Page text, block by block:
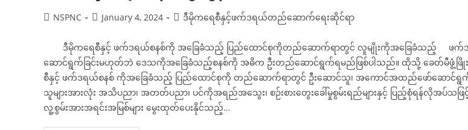
PostNSPNC
PostJanuary 4, 2024
Postဒီမိုကရေစီနှင့်ဖက်ဒရယ်တည်ဆောက်ရေးဆိုင်ရာ
ဒီမိုကရေစီနှင့် ဖက်ဒရယ်စနစ်ကို အခြေခံသည့် ပြည်ထောင်စုကိုတည်ဆောက်ရာတွင် လူမျိုးကိုအခြေခံသည့် ဖက်
ဆောင်ရွက်ခြင်းမဟုတ်ဘဲ ဒေသကိုအခြေခံသည့်စနစ်ကို အဓိက ဦးတည်ဆောင်ရွက်ရမည်ဖြစ်ပါသည်။ ထိုသို့ ခေတ်မီဖွံ့ဖြို
စီနှင့် ဖက်ဒရယ်စနစ် ကိုအခြေခံသည့် ပြည်ထောင်စုကို တည်ဆောက်ရာတွင် ဦးဆောင်သူ၊ အကောင်အထည်ဖော်ဆောင်ရွ
သူများအားလုံး အသိပညာ၊ အတတ်ပညာ၊ ပင်ကိုအရည်အသွေး၊ စဉ်းစားတွေးခေါ်မှုစွမ်းရည်များနှင့် ပြည့်စုံရန်လိုအပ်သ
လူ့စွမ်းအားအရင်းအမြစ်များ မွေးထုတ်ပေးနိုင်သည့်…